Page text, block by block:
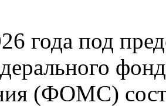
года под
(ФОМС)